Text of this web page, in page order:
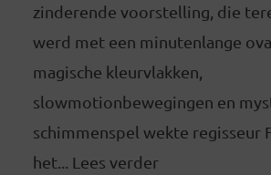
zinderende voorstelling, die
werd met een minutenlange
magische kleurvlakken,
slowmotionbewegingen en
schimmenspel wekte regisseur
het... Lees verder